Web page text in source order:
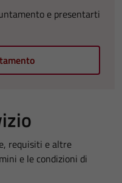
e presentarti
requisiti e altre
e le condizioni di